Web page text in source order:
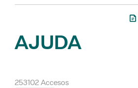
AJUDA
253102 Accesos